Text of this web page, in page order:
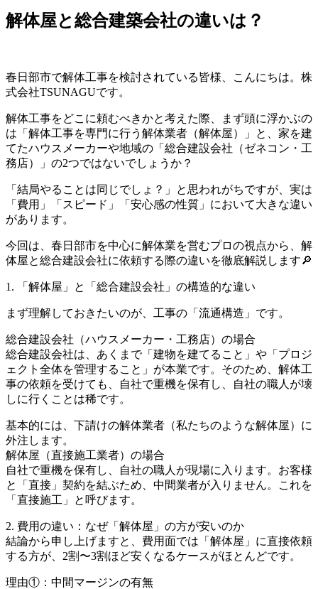
解体屋と総合建築会社の違いは？
春日部市で解体工事を検討されている皆様、こんにちは。株
式会社TSUNAGUです。
解体工事をどこに頼むべきかと考えた際、まず頭に浮かぶの
は「解体工事を専門に行う解体業者（解体屋）」と、家を建
てたハウスメーカーや地域の「総合建設会社（ゼネコン・工
務店）」の2つではないでしょうか？
「結局やることは同じでしょ？」と思われがちですが、実は
「費用」「スピード」「安心感の性質」において大きな違い
があります。
今回は、春日部市を中心に解体業を営むプロの視点から、解
体屋と総合建設会社に依頼する際の違いを徹底解説します🔎
1. 「解体屋」と「総合建設会社」の構造的な違い
まず理解しておきたいのが、工事の「流通構造」です。
総合建設会社（ハウスメーカー・工務店）の場合
総合建設会社は、あくまで「建物を建てること」や「プロジ
ェクト全体を管理すること」が本業です。そのため、解体工
事の依頼を受けても、自社で重機を保有し、自社の職人が壊
しに行くことは稀です。
基本的には、下請けの解体業者（私たちのような解体屋）に
外注します。
解体屋（直接施工業者）の場合
自社で重機を保有し、自社の職人が現場に入ります。お客様
と「直接」契約を結ぶため、中間業者が入りません。これを
「直接施工」と呼びます。
2. 費用の違い：なぜ「解体屋」の方が安いのか
結論から申し上げますと、費用面では「解体屋」に直接依頼
する方が、2割〜3割ほど安くなるケースがほとんどです。
理由①：中間マージンの有無